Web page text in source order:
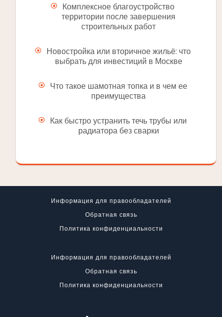
Комплексное благоустройство
территории после завершения
строительных работ
Новостройка или вторичное жильё: что
выбрать для инвестиций в Москве
Что такое шамотная топка и в чем ее
преимущества
Как быстро устранить течь трубы или
радиатора без сварки
Информация для правообладателей
Обратная связь
Политика конфиденциальности
Информация для правообладателей
Обратная связь
Политика конфиденциальности